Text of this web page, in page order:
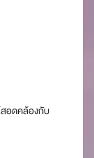
สอดคล้องกับ